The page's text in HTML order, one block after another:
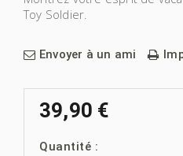
Toy Soldier.
Envoyer à un ami
39,90 €
Quantité :